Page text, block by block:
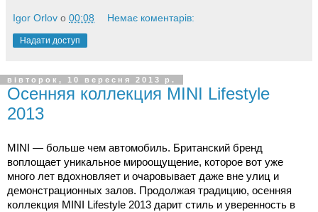
Igor Orlov о 00:08 Немає коментарів:
Надати доступ
вівторок, 10 вересня 2013 р.
Осенняя коллекция MINI Lifestyle
2013
MINI — больше чем автомобиль. Британский бренд
воплощает уникальное мироощущение, которое вот уже
много лет вдохновляет и очаровывает даже вне улиц и
демонстрационных залов. Продолжая традицию, осенняя
коллекция MINI Lifestyle 2013 дарит стиль и уверенность в